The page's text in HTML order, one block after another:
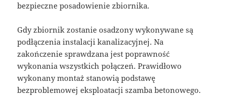
bezpieczne posadowienie zbiornika.
Gdy zbiornik zostanie osadzony wykonywane są
podłączenia instalacji kanalizacyjnej. Na
zakończenie sprawdzana jest poprawność
wykonania wszystkich połączeń. Prawidłowo
wykonany montaż stanowią podstawę
bezproblemowej eksploatacji szamba betonowego.